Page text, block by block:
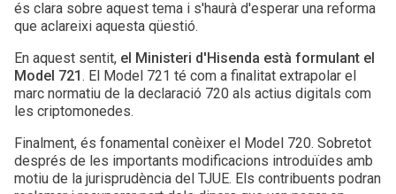
és clara sobre aquest tema i s'haurà d'esperar una reforma
que aclareixi aquesta qüestió.
En aquest sentit, el Ministeri d'Hisenda està formulant el
Model 721. El Model 721 té com a finalitat extrapolar el
marc normatiu de la declaració 720 als actius digitals com
les criptomonedes.
Finalment, és fonamental conèixer el Model 720. Sobretot
després de les importants modificacions introduïdes amb
motiu de la jurisprudència del TJUE. Els contribuents podran